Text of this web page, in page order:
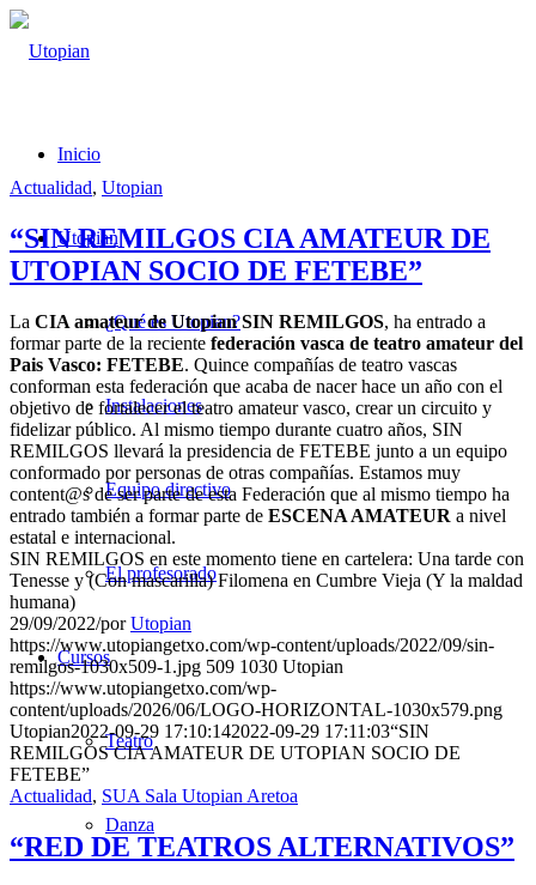
Inicio
Utopian
¿Qué es Utopian?
Instalaciones
Equipo directivo
El profesorado
Cursos
Teatro
Danza
Actualidad, Utopian
“SIN REMILGOS CIA AMATEUR DE
UTOPIAN SOCIO DE FETEBE”
La CIA amateur de Utopian SIN REMILGOS, ha entrado a
formar parte de la reciente federación vasca de teatro amateur del
Pais Vasco: FETEBE. Quince compañías de teatro vascas
conforman esta federación que acaba de nacer hace un año con el
objetivo de fortalecer el teatro amateur vasco, crear un circuito y
fidelizar público. Al mismo tiempo durante cuatro años, SIN
REMILGOS llevará la presidencia de FETEBE junto a un equipo
conformado por personas de otras compañías. Estamos muy
content@s de ser parte de esta Federación que al mismo tiempo ha
entrado también a formar parte de ESCENA AMATEUR a nivel
estatal e internacional.
SIN REMILGOS en este momento tiene en cartelera: Una tarde con
Tenesse y (Con mascarilla) Filomena en Cumbre Vieja (Y la maldad
humana)
29/09/2022/porUtopian
https://www.utopiangetxo.com/wp-content/uploads/2022/09/sin-
remilgos-1030x509-1.jpg 509 1030 Utopian
https://www.utopiangetxo.com/wp-
content/uploads/2026/06/LOGO-HORIZONTAL-1030x579.png
Utopian2022-09-29 17:10:142022-09-29 17:11:03“SIN
REMILGOS CIA AMATEUR DE UTOPIAN SOCIO DE
FETEBE”
Actualidad, SUA Sala Utopian Aretoa
“RED DE TEATROS ALTERNATIVOS”